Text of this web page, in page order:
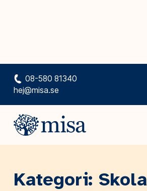
08-580 81340
hej@misa.se
Kategori: Skola